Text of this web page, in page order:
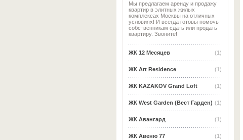
Мы предлагаем аренду и продажу
квартир в элитных жилых
комплексах Москвы на отличных
условиях! И всегда готовы помочь
собственникам сдать или продать
квартиру. Звоните!
(1)
ЖК 12 Месяцев
(1)
ЖК Art Residence
(1)
ЖК KAZAKOV Grand Loft
(1)
ЖК West Garden (Вест Гарден)
(1)
ЖК Авангард
(1)
ЖК Авеню 77